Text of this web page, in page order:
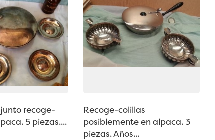
recoge-
5 piezas....
Recoge-colillas
posiblemente en alpaca. 3
piezas. Años...